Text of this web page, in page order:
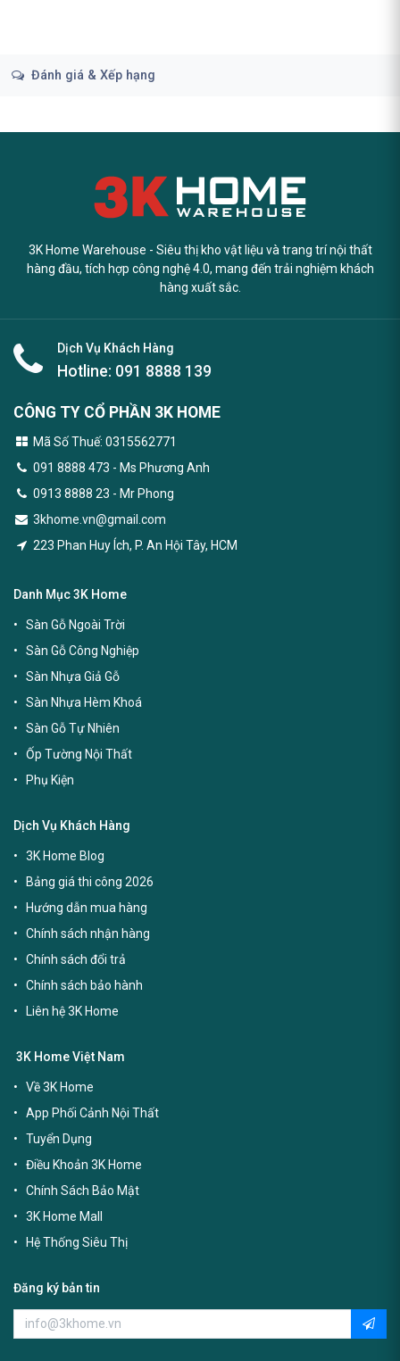
Đánh giá & Xếp hạng
3K Home Warehouse - Siêu thị kho vật liệu và trang trí nội thất
hàng đầu, tích hợp công nghệ 4.0, mang đến trải nghiệm khách
hàng xuất sắc.
Dịch Vụ Khách Hàng
Hotline: 091 8888 139
CÔNG TY CỔ PHẦN 3K HOME
Mã Số Thuế: 0315562771
091 8888 473 - Ms Phương Anh
0913 8888 23 - Mr Phong
3khome.vn@gmail.com
223 Phan Huy Ích, P. An Hội Tây, HCM
Danh Mục 3K Home
Sàn Gỗ Ngoài Trời
Sàn Gỗ Công Nghiệp
Sàn Nhựa Giả Gỗ
Sàn Nhựa Hèm Khoá
Sàn Gỗ Tự Nhiên
Ốp Tường Nội Thất
Phụ Kiện
Dịch Vụ Khách Hàng
3K Home Blog
Bảng giá thi công 2026
Hướng dẫn mua hàng
Chính sách nhận hàng
Chính sách đổi trả
Chính sách bảo hành
Liên hệ 3K Home
3K Home Việt Nam
Về 3K Home
App Phối Cảnh Nội Thất
Tuyển Dụng
Điều Khoản 3K Home
Chính Sách Bảo Mật
3K Home Mall
Hệ Thống Siêu Thị
Đăng ký bản tin